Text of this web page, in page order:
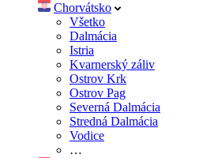
Chorvátsko
Všetko
Dalmácia
Istria
Kvarnerský záliv
Ostrov Krk
Ostrov Pag
Severná Dalmácia
Stredná Dalmácia
Vodice
…